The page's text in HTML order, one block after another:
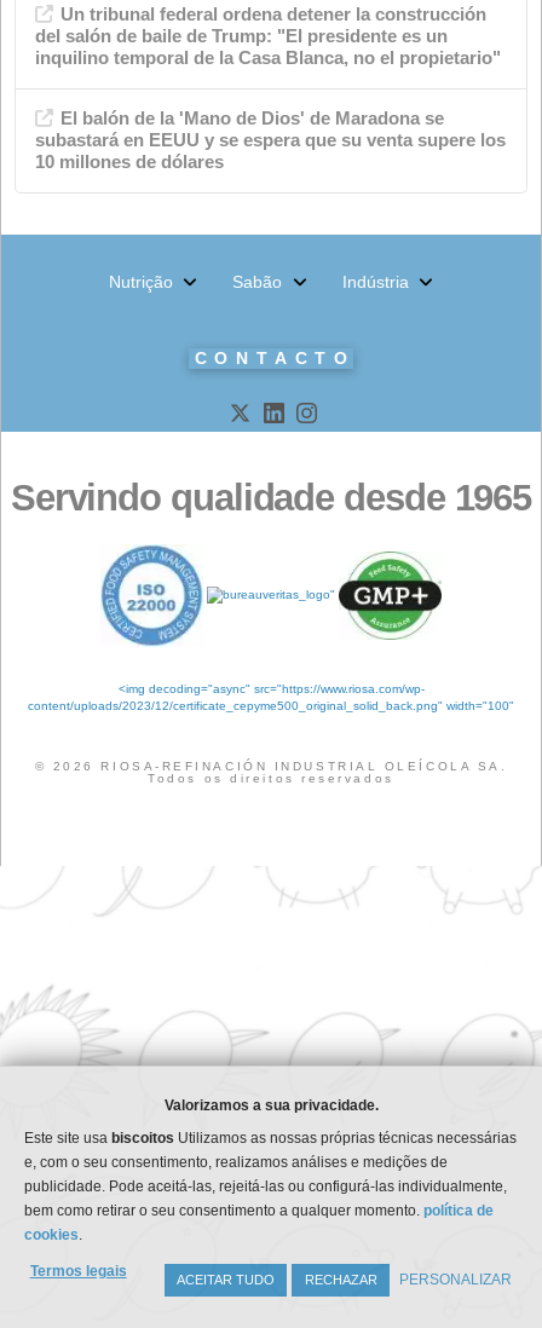
Formulário de contacto
Documentação
Arquivo
Fichas técnicas
Indústria química
oleína
Sobre nós
Nosso Compromisso com a Qualidade
Anúncios
Qualidade
Indústria química
saboneteira
Ambiente